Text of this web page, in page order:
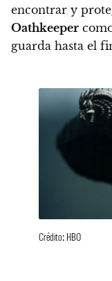
encontrar y
Oathkeeper
guarda hasta el
Crédito: HBO